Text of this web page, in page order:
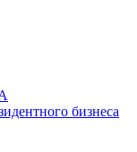
бизнеса